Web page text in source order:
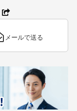
メールで送る